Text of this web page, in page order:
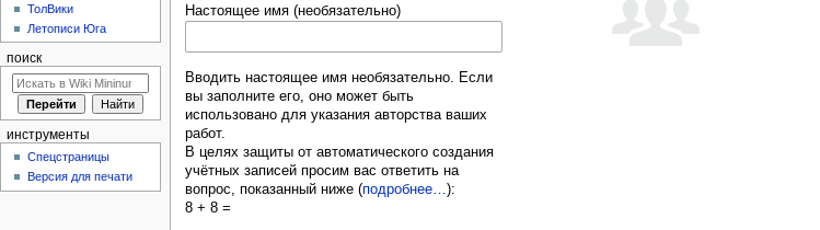
Настоящее имя (необязательно)
Вводить настоящее имя необязательно. Если
вы заполните его, оно может быть
использовано для указания авторства ваших
работ.
В целях защиты от автоматического создания
учётных записей просим вас ответить на
вопрос, показанный ниже (подробнее…):
8 + 8 =
ТолВики
Летописи Юга
поиск
инструменты
Спецстраницы
Версия для печати